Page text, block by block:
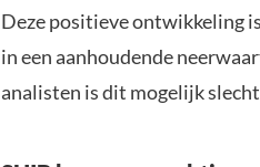
Deze positieve ontwikkeling
in een aanhoudende
analisten is dit mogelijk